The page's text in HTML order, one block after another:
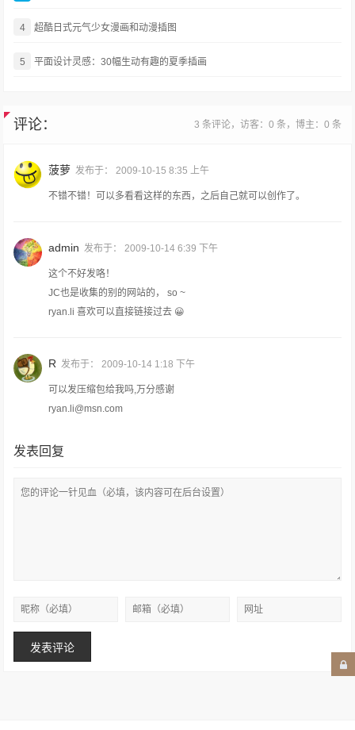
4 超酷日式元气少女漫画和动漫插图
5 平面设计灵感：30幅生动有趣的夏季插画
评论： 3 条评论，访客：0 条，博主：0 条
菠萝 发布于：2009-10-15 8:35 上午
不错不错！可以多看看这样的东西，之后自己就可以创作了。
admin 发布于：2009-10-14 6:39 下午
这个不好发咯！
JC也是收集的别的网站的， so ~
ryan.li 喜欢可以直接链接过去 😀
R 发布于：2009-10-14 1:18 下午
可以发压缩包给我吗,万分感谢
ryan.li@msn.com
发表回复